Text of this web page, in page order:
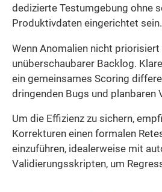
dedizierte Testumgebung ohne
Produktivdaten eingerichtet sein.
Wenn Anomalien nicht
unüberschaubarer Backlog.
ein gemeinsames Scoring
dringenden Bugs und planbaren
Um die Effizienz zu sichern,
Korrekturen einen formalen
einzuführen, idealerweise mit
Validierungsskripten, um